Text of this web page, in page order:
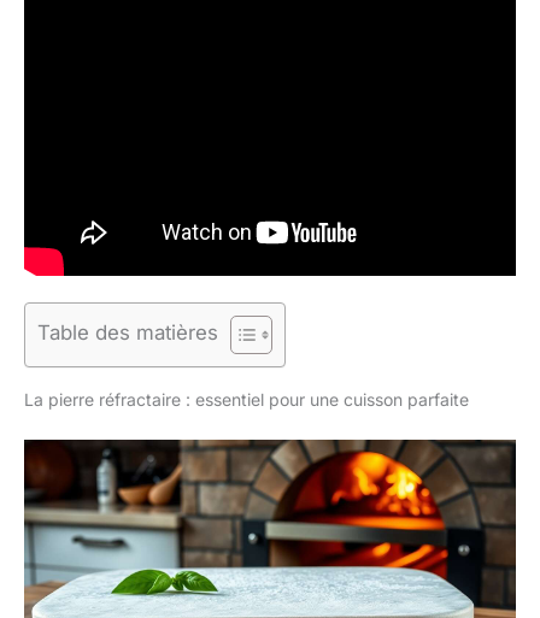
Table des matières
La pierre réfractaire : essentiel pour une cuisson parfaite